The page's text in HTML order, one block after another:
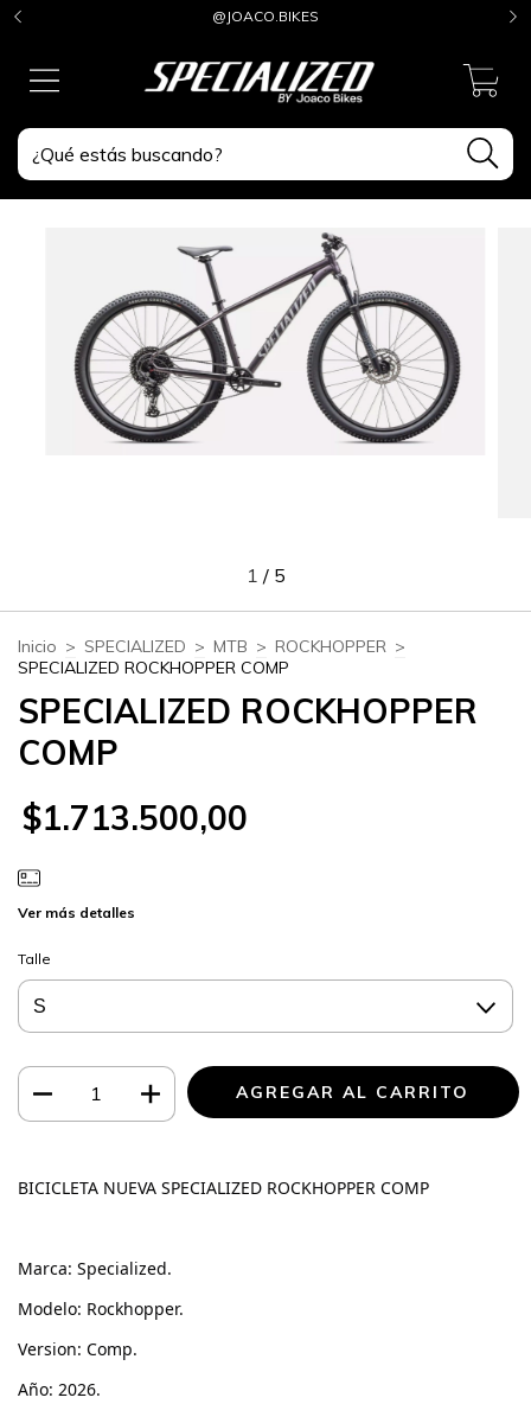
@JOACO.BIKES
1 / 5
Inicio > SPECIALIZED > MTB > ROCKHOPPER >
SPECIALIZED ROCKHOPPER COMP
SPECIALIZED ROCKHOPPER
COMP
$1.713.500,00
Ver más detalles
Talle
BICICLETA NUEVA SPECIALIZED ROCKHOPPER COMP
Marca: Specialized.
Modelo: Rockhopper.
Version: Comp.
Año: 2026.